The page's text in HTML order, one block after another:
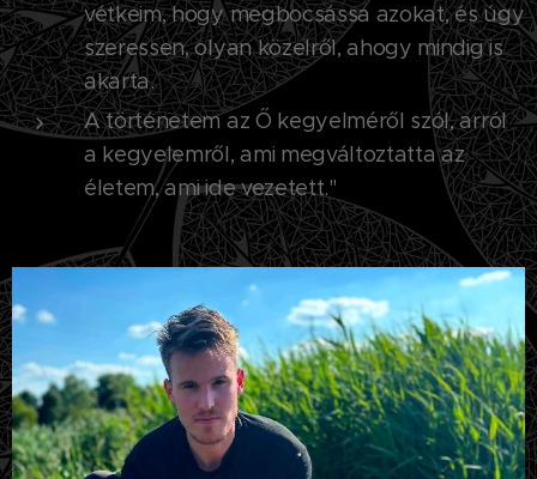
vétkeim, hogy megbocsássa azokat, és úgy
szeressen, olyan közelről, ahogy mindig is
akarta.
A történetem az Ő kegyelméről szól, arról
a kegyelemről, ami megváltoztatta az
életem, ami ide vezetett."